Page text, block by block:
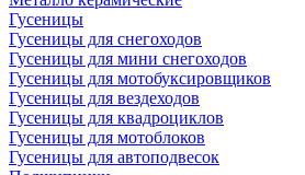
Гусеницы
Гусеницы для снегоходов
Гусеницы для мини снегоходов
Гусеницы для мотобуксировщиков
Гусеницы для вездеходов
Гусеницы для квадроциклов
Гусеницы для мотоблоков
Гусеницы для автоподвесок